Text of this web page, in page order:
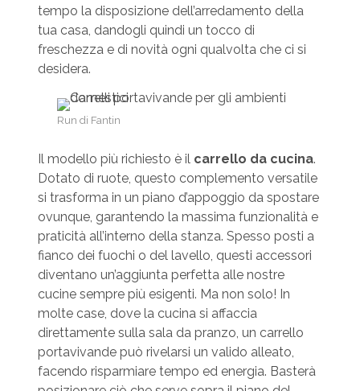
tempo la disposizione dell’arredamento della
tua casa, dandogli quindi un tocco di
freschezza e di novità ogni qualvolta che ci si
desidera.
Run di Fantin
Il modello più richiesto è ilcarrello da cucina.
Dotato di ruote, questo complemento versatile
si trasforma in un piano d’appoggio da spostare
ovunque, garantendo la massima funzionalità e
praticità all’interno della stanza. Spesso posti a
fianco dei fuochi o del lavello, questi accessori
diventano un’aggiunta perfetta alle nostre
cucine sempre più esigenti. Ma non solo! In
molte case, dove la cucina si affaccia
direttamente sulla sala da pranzo, un carrello
portavivande può rivelarsi un valido alleato,
facendo risparmiare tempo ed energia. Basterà